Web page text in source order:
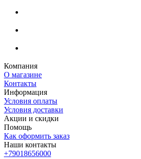
Компания
О магазине
Контакты
Информация
Условия оплаты
Условия доставки
Акции и скидки
Помощь
Как оформить заказ
Наши контакты
+79018656000